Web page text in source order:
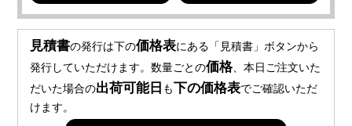
見積書の発行は下の価格表にある「見積書」ボタンから
発行していただけます。数量ごとの価格、本日ご注文いた
だいた場合の出荷可能日 も下の価格表でご確認いただ
けます。